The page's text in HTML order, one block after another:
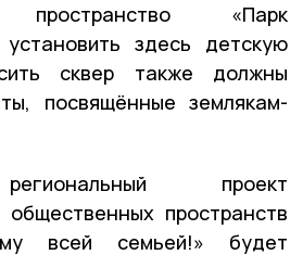
пространство «Парк
здесь детскую
сквер также должны
посвящённые землякам-
проект
общественных пространств
всей семьей!» будет